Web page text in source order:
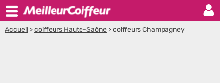
Accueil >coiffeurs Haute-Saône >coiffeurs Champagney